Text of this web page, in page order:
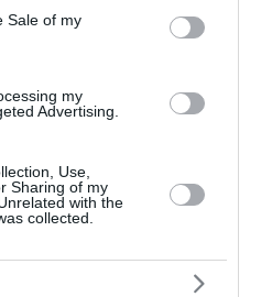
Sale of my
my
Advertising.
Use,
Sharing of my
with the
collected.
4χρονος σε πισίνα beach
και γονείς
την Ιαπωνία - Πάνω από
(Videos)
της Μαρίας Καρυστιανού –
Πώς έγινε η μεγάλη
θαλάσσης